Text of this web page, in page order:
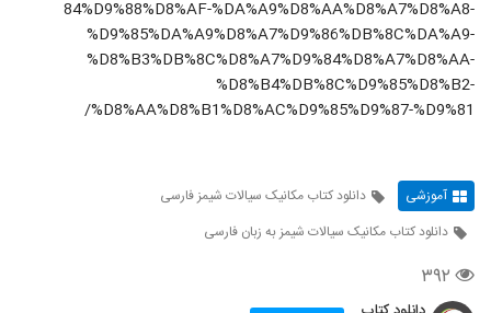
84%D9%88%D8%AF-%DA%A9%D8%AA%D8%A7%D8%A8-
%D9%85%DA%A9%D8%A7%D9%86%DB%8C%DA%A9-
%D8%B3%DB%8C%D8%A7%D9%84%D8%A7%D8%AA-
%D8%B4%DB%8C%D9%85%D8%B2-
%D8%AA%D8%B1%D8%AC%D9%85%D9%87-%D9%81/
آموزشی
دانلود کتاب مکانیک سیالات شیمز فارسی
دانلود کتاب مکانیک سیالات شیمز به زبان فارسی
۳۹۲